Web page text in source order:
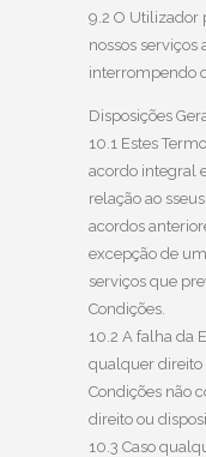
9.2 O Utilizador
nossos
interrompendo
Disposições
10.1 Estes
acordo integral
relação ao
acordos
excepção de
serviços que
Condições.
10.2 A falha da
qualquer direito
Condições não
direito ou
10.3 Caso